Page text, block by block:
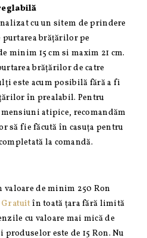
cu un sitem de prindere
brățărilor pe
minim 15 cm si maxim 21 cm.
brățărilor de catre
este acum posibilă fără a fi
în prealabil. Pentru
atipice, recomandăm
să fie făcută în casuța pentru
la comandă.
de minim 250 Ron
în toată țara fără limită
cu valoare mai mică de
este de 15 Ron. Nu